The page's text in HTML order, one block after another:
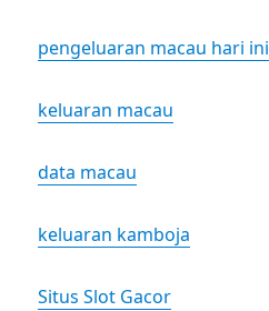
pengeluaran macau hari ini
keluaran macau
data macau
keluaran kamboja
Situs Slot Gacor